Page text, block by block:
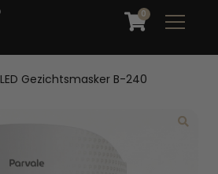
0
LED Gezichtsmasker B-240